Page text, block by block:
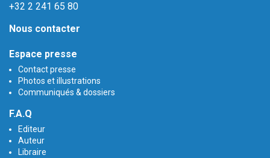
+32 2 241 65 80
Nous contacter
Espace presse
Contact presse
Photos et illustrations
Communiqués & dossiers
F.A.Q
Editeur
Auteur
Libraire